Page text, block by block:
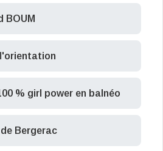
BOUM
% girl power en balnéo
Bergerac